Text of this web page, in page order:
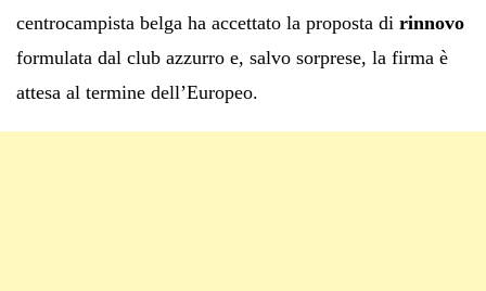
centrocampista belga ha accettato la proposta di rinnovo
formulata dal club azzurro e, salvo sorprese, la firma è
attesa al termine dell’Europeo.